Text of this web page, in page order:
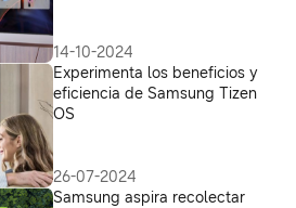
14-10-2024
Experimenta los beneficios y
eficiencia de Samsung Tizen
OS
26-07-2024
Samsung aspira recolectar